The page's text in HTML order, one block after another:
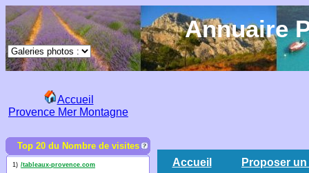
Annuaire
Accueil
Provence Mer Montagne
Top 20 du Nombre de visites
1) /tableaux-provence.com
Accueil Proposer